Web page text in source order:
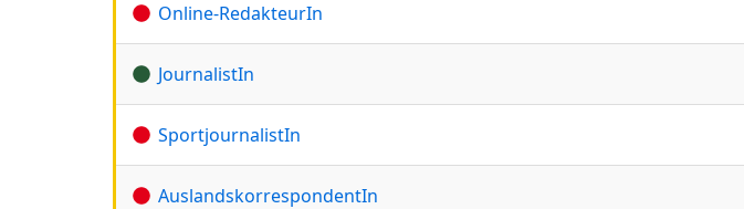
Online-RedakteurIn
JournalistIn
SportjournalistIn
AuslandskorrespondentIn